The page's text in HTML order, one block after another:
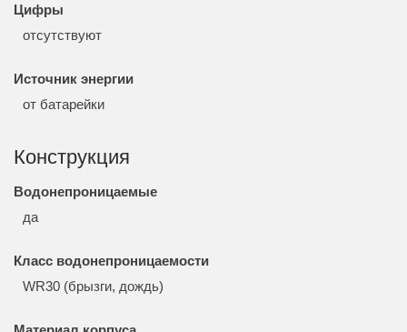
Цифры
отсутствуют
Источник энергии
от батарейки
Конструкция
Водонепроницаемые
да
Класс водонепроницаемости
WR30 (брызги, дождь)